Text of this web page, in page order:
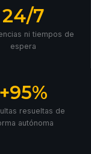
24/7
ni tiempos de
espera
+95%
resueltas de
autónoma